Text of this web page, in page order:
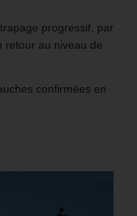
progressif, par
retour au niveau de
confirmées en